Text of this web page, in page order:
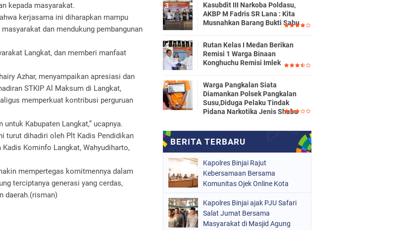
kepada masyarakat.
kerjasama ini diharapkan mampu
dan mendukung pembangunan
Langkat, dan memberi manfaat
Azhar, menyampaikan apresiasi dan
STKIP Al Maksum di Langkat,
memperkuat kontribusi perguruan
Kabupaten Langkat,” ucapnya.
turut dihadiri oleh Plt Kadis Pendidikan
Kadis Kominfo Langkat, Wahyudiharto,
mempertegas komitmennya dalam
terciptanya generasi yang cerdas,
daerah.(risman)
Kasubdit III Narkoba Poldasu,
AKBP M Fadris SR Lana : Kita
Musnahkan Barang Bukti Sabu
Rutan Kelas I Medan Berikan
Remisi 1 Warga Binaan
Konghuchu Remisi Imlek
Warga Pangkalan Siata
Diamankan Polsek Pangkalan
Susu,Diduga Pelaku Tindak
Pidana Narkotika Jenis Shabu
Kapolres Binjai Rajut
Kebersamaan Bersama
Komunitas Ojek Online Kota
Kapolres Binjai ajak PJU Safari
Salat Jumat Bersama
Masyarakat di Masjid Agung